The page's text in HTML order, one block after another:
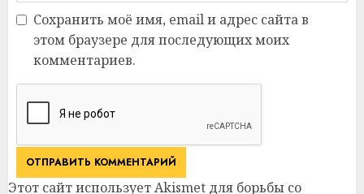
Сохранить моё имя, email и адрес сайта в
этом браузере для последующих моих
комментариев.
Этот сайт использует Akismet для борьбы со